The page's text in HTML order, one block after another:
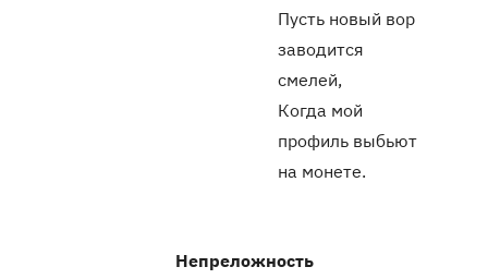
Пусть новый вор
заводится
смелей,
Когда мой
профиль выбьют
на монете.
Непреложность